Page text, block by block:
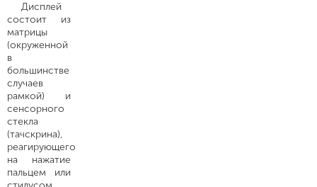
Дисплей
состоит из
матрицы
(окруженной
в
большинстве
случаев
рамкой) и
сенсорного
стекла
(тачскрина),
реагирующего
на нажатие
пальцем или